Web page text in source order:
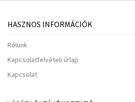
HASZNOS INFORMÁCIÓK
Rólunk
Kapcsolatfelvételi űrlap
Kapcsolat